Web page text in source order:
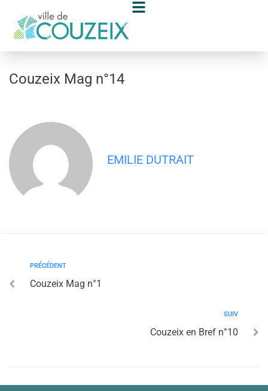
Couzeix Mag n°14
EMILIE DUTRAIT
PRÉCÉDENT
Couzeix Mag n°1
SUIV
Couzeix en Bref n°10